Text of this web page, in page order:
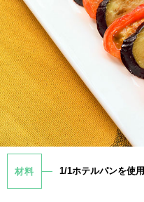
材料 1/1ホテルパンを使用